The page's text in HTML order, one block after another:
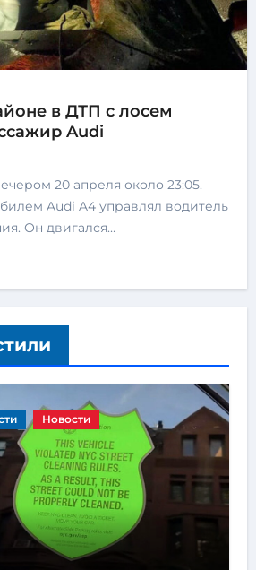
в ДТП с лосем
Audi
Audi A4 управлял водитель
Он двигался…
Новости